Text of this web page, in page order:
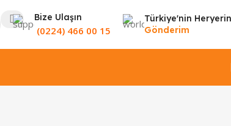
Bize Ulaşın
(0224) 466 00 15
Türkiye'nin
Gönderim